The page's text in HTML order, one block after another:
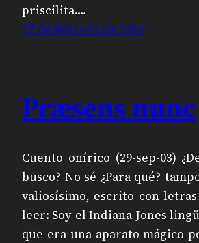
priscilita.…
27 de febrero de 2004
Præsens nunc
Cuento onírico (29-sep-03)
busco? No sé ¿Para qué?
valiosísimo, escrito con
leer: Soy el Indiana Jones
que era una aparato mágico